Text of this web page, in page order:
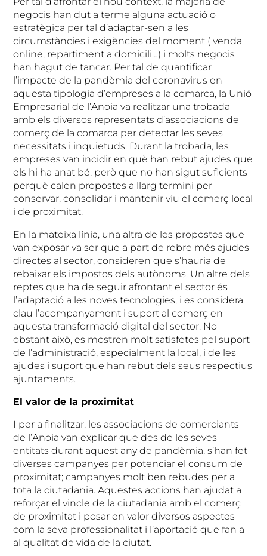
negocis han dut a terme alguna actuació o
estratègica per tal d’adaptar-sen a les
circumstàncies i exigències del moment ( venda
online, repartiment a domicili…) i molts negocis
han hagut de tancar. Per tal de quantificar
l’impacte de la pandèmia del coronavirus en
aquesta tipologia d’empreses a la comarca, la Unió
Empresarial de l’Anoia va realitzar una trobada
amb els diversos representats d’associacions de
comerç de la comarca per detectar les seves
necessitats i inquietuds. Durant la trobada, les
empreses van incidir en què han rebut ajudes que
els hi ha anat bé, però que no han sigut suficients
perquè calen propostes a llarg termini per
conservar, consolidar i mantenir viu el comerç local
i de proximitat.
En la mateixa línia, una altra de les propostes que
van exposar va ser que a part de rebre més ajudes
directes al sector, consideren que s’hauria de
rebaixar els impostos dels autònoms. Un altre dels
reptes que ha de seguir afrontant el sector és
l’adaptació a les noves tecnologies, i es considera
clau l’acompanyament i suport al comerç en
aquesta transformació digital del sector. No
obstant això, es mostren molt satisfetes pel suport
de l’administració, especialment la local, i de les
ajudes i suport que han rebut dels seus respectius
ajuntaments.
El valor de la proximitat
I per a finalitzar, les associacions de comerciants
de l’Anoia van explicar que des de les seves
entitats durant aquest any de pandèmia, s’han fet
diverses campanyes per potenciar el consum de
proximitat; campanyes molt ben rebudes per a
tota la ciutadania. Aquestes accions han ajudat a
reforçar el vincle de la ciutadania amb el comerç
de proximitat i posar en valor diversos aspectes
com la seva professionalitat i l’aportació que fan a
al qualitat de vida de la ciutat.